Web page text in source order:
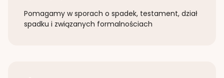
Pomagamy w sporach o spadek, testament, dział
spadku i związanych formalnościach